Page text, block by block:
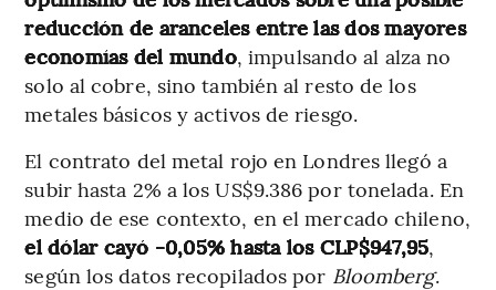
reducción de aranceles entre las dos mayores
economías del mundo, impulsando al alza no
solo al cobre, sino también al resto de los
metales básicos y activos de riesgo.
El contrato del metal rojo en Londres llegó a
subir hasta 2% a los US$9.386 por tonelada. En
medio de ese contexto, en el mercado chileno,
el dólar cayó -0,05% hasta los CLP$947,95,
según los datos recopilados por Bloomberg.